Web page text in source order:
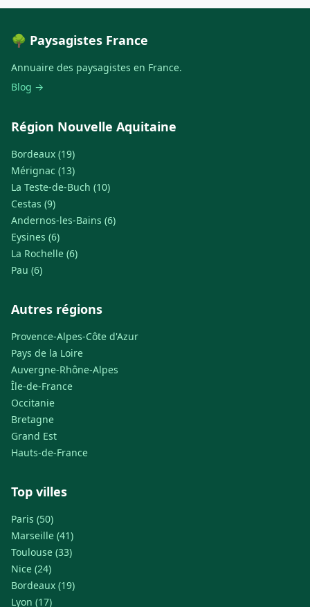
🌳 Paysagistes France
Annuaire des paysagistes en France.
Blog →
Région Nouvelle Aquitaine
Bordeaux (19)
Mérignac (13)
La Teste-de-Buch (10)
Cestas (9)
Andernos-les-Bains (6)
Eysines (6)
La Rochelle (6)
Pau (6)
Autres régions
Provence-Alpes-Côte d'Azur
Pays de la Loire
Auvergne-Rhône-Alpes
Île-de-France
Occitanie
Bretagne
Grand Est
Hauts-de-France
Top villes
Paris (50)
Marseille (41)
Toulouse (33)
Nice (24)
Bordeaux (19)
Lyon (17)